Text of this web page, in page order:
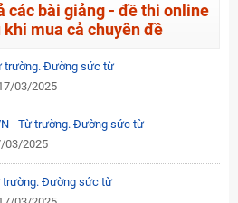
các bài giảng - đề thi online
mua cả chuyên đề
trường. Đường sức từ
03/2025
- Từ trường. Đường sức từ
03/2025
trường. Đường sức từ